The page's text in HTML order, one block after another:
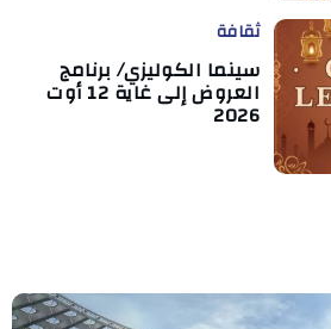
ثقافة
سينما الكوليزي/ برنامج
العروض إلى غاية 12 أوت
2026